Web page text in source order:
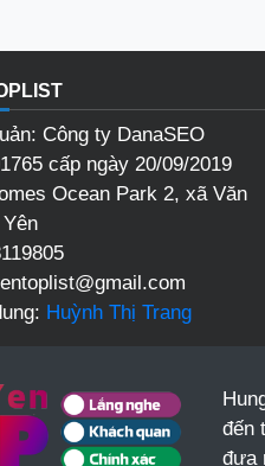
Công ty DanaSEO
cấp ngày 20/09/2019
Ocean Park 2, xã Văn
Huỳnh Thị Trang
đến
đưa